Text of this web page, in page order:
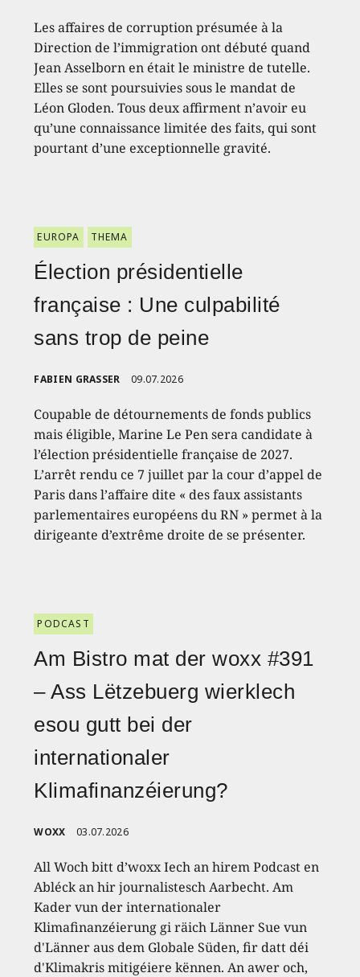
Les affaires de corruption présumée à la
Direction de l’immigration ont débuté quand
Jean Asselborn en était le ministre de tutelle.
Elles se sont poursuivies sous le mandat de
Léon Gloden. Tous deux affirment n’avoir eu
qu’une connaissance limitée des faits, qui sont
pourtant d’une exceptionnelle gravité.
EUROPA THEMA
Élection présidentielle
française : Une culpabilité
sans trop de peine
FABIEN GRASSER 09.07.2026
Coupable de détournements de fonds publics
mais éligible, Marine Le Pen sera candidate à
l’élection présidentielle française de 2027.
L’arrêt rendu ce 7 juillet par la cour d’appel de
Paris dans l’affaire dite « des faux assistants
parlementaires européens du RN » permet à la
dirigeante d’extrême droite de se présenter.
PODCAST
Am Bistro mat der woxx #391
– Ass Lëtzebuerg wierklech
esou gutt bei der
internationaler
Klimafinanzéierung?
WOXX 03.07.2026
All Woch bitt d’woxx Iech an hirem Podcast en
Abléck an hir journalistesch Aarbecht. Am
Kader vun der internationaler
Klimafinanzéierung gi räich Länner Sue vun
d'Länner aus dem Globale Süden, fir datt déi
d'Klimakris mitigéiere kënnen. An awer och,